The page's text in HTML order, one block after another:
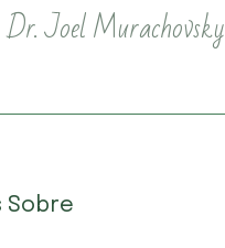
Joel Murachovsky
Sobre